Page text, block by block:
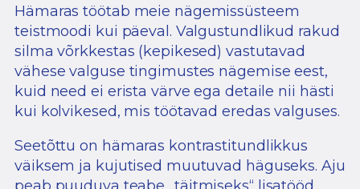
Hämaras töötab meie nägemissüsteem
teistmoodi kui päeval. Valgustundlikud rakud
silma võrkkestas (kepikesed) vastutavad
vähese valguse tingimustes nägemise eest,
kuid need ei erista värve ega detaile nii hästi
kui kolvikesed, mis töötavad eredas valguses.
Seetõttu on hämaras kontrastitundlikkus
väiksem ja kujutised muutuvad häguseks. Aju